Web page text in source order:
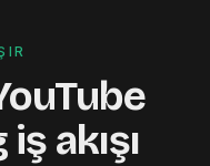
akışı